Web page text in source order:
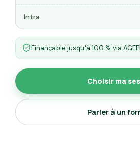
Intra
Finançable jusqu'à 100 % via
Choisir ma
Parler à un